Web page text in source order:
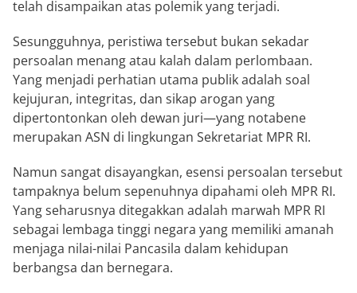
telah disampaikan atas polemik yang terjadi.
Sesungguhnya, peristiwa tersebut bukan sekadar
persoalan menang atau kalah dalam perlombaan.
Yang menjadi perhatian utama publik adalah soal
kejujuran, integritas, dan sikap arogan yang
dipertontonkan oleh dewan juri—yang notabene
merupakan ASN di lingkungan Sekretariat MPR RI.
Namun sangat disayangkan, esensi persoalan tersebut
tampaknya belum sepenuhnya dipahami oleh MPR RI.
Yang seharusnya ditegakkan adalah marwah MPR RI
sebagai lembaga tinggi negara yang memiliki amanah
menjaga nilai-nilai Pancasila dalam kehidupan
berbangsa dan bernegara.